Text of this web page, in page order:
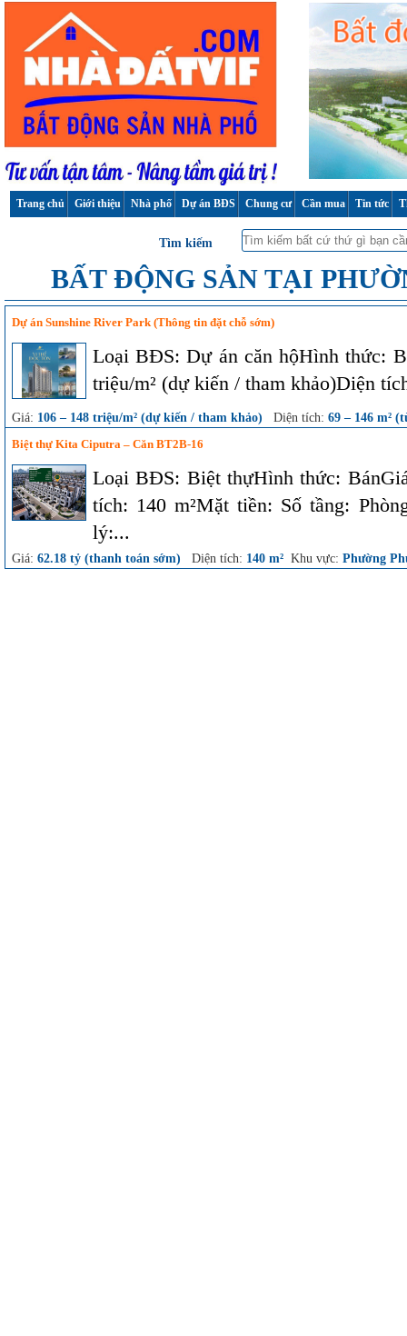
Trang chủ Giới thiệu Nhà phố Dự án BĐS Chung cư Cần mua Tin tức
Tìm kiếm
BẤT ĐỘNG SẢN TẠI
Dự án Sunshine River Park (Thông tin đặt chỗ sớm)
Loại BĐS: Dự án căn hộHình thức:
triệu/m² (dự kiến / tham khảo)Diện
Giá: 106 – 148 triệu/m² (dự kiến / tham khảo) Diện tích: 69 – 146 m²
Biệt thự Kita Ciputra – Căn BT2B-16
Loại BĐS: Biệt thựHình thức:
tích: 140 m²Mặt tiền: Số tầng:
lý:...
Giá: 62.18 tỷ (thanh toán sớm) Diện tích: 140 m² Khu vực: Phường